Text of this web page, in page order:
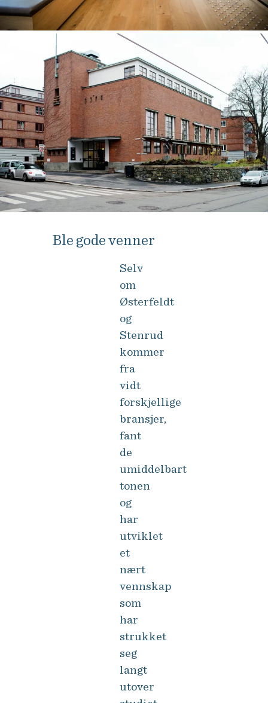
Ble gode venner
Selv
om
Østerfeldt
og
Stenrud
kommer
fra
vidt
forskjellige
bransjer,
fant
de
umiddelbart
tonen
og
har
utviklet
et
nært
vennskap
som
har
strukket
seg
langt
utover